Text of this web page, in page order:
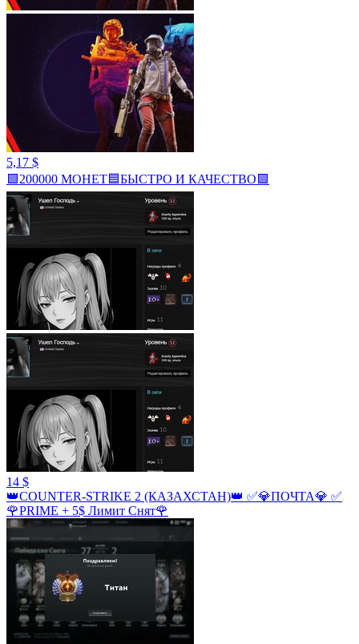
5,17 $
🟩200000 МОНЕТ🟦БЫСТРО И КАЧЕСТВО🟩
14 $
👑COUNTER-STRIKE 2 (КАЗАХСТАН)👑 ✅💎ПОЧТА💎 ✅
🌹PRIME + 5$ Лимит Снят🌹